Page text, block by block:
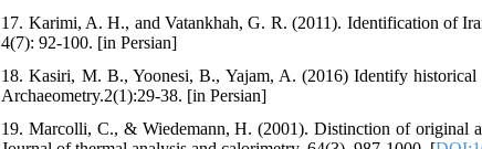
17. Karimi, A. H., and Vatankhah, G. R. (2011). Identification of
4(7): 92-100. [in Persian]
18. Kasiri, M. B., Yoonesi, B., Yajam, A. (2016) Identify
Archaeometry.2(1):29-38. [in Persian]
19. Marcolli, C., & Wiedemann, H. (2001). Distinction of original